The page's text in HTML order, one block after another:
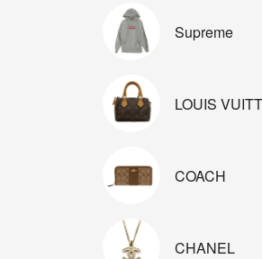
Supreme
LOUIS
COACH
CHANEL